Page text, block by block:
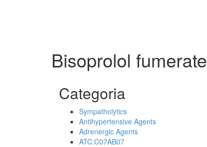
Bisoprolol fumerate
Categoria
Sympatholytics
Antihypertensive Agents
Adrenergic Agents
ATC:C07AB07